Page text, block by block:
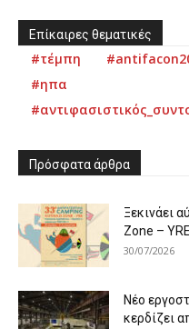
Επίκαιρες θεματικές
#τέμπη
#ηπα
Πρόσφατα άρθρα
Ξεκινάει
Zone –
30/07/2026
Νέο
κερδίζει